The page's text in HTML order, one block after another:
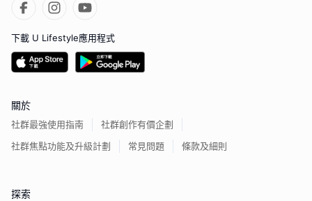
下載 U Lifestyle應用程式
關於
社群最強使用指南
社群創作有價企劃
社群焦點功能及升級計劃
常見問題 條款及細則
探索